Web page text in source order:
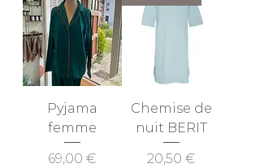
Pyjama
femme
Prix
69,00 €
Chemise de
nuit BERIT
Prix
20,50 €